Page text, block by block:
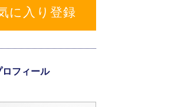
に入り登録
ロフィール